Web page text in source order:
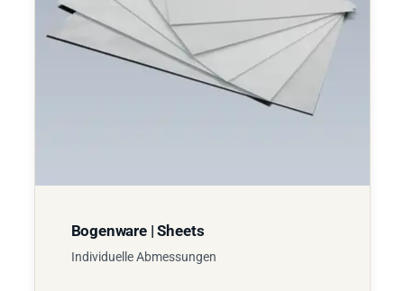
Bogenware | Sheets
Individuelle Abmessungen